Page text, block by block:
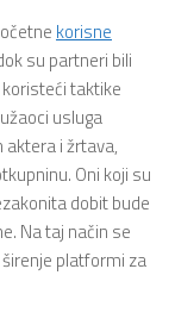
korisne
su partneri bili
taktike
usluga
i žrtava,
Oni koji su
dobit bude
Na taj način se
platformi za